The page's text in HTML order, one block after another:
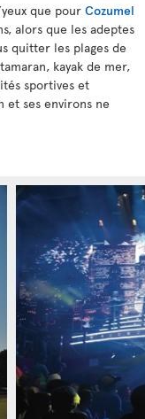
que pour Cozumel
alors que les adeptes
quitter les plages de
kayak de mer,
sportives et
et ses environs ne